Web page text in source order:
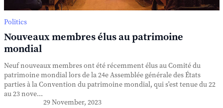
Politics
Nouveaux membres élus au patrimoine
mondial
Neuf nouveaux membres ont été récemment élus au Comité du
patrimoine mondial lors de la 24e Assemblée générale des États
parties à la Convention du patrimoine mondial, qui s'est tenue du 22
au 23 nove...
29 November, 2023